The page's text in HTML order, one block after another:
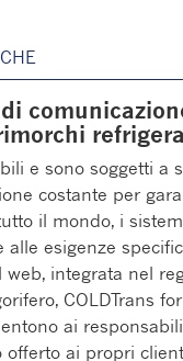
e sono soggetti a
costante per
il mondo, i
esigenze
integrata nel
COLDTrans
ai
offerto ai propri